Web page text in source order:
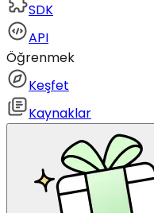
SDK
API
Öğrenmek
Keşfet
Kaynaklar